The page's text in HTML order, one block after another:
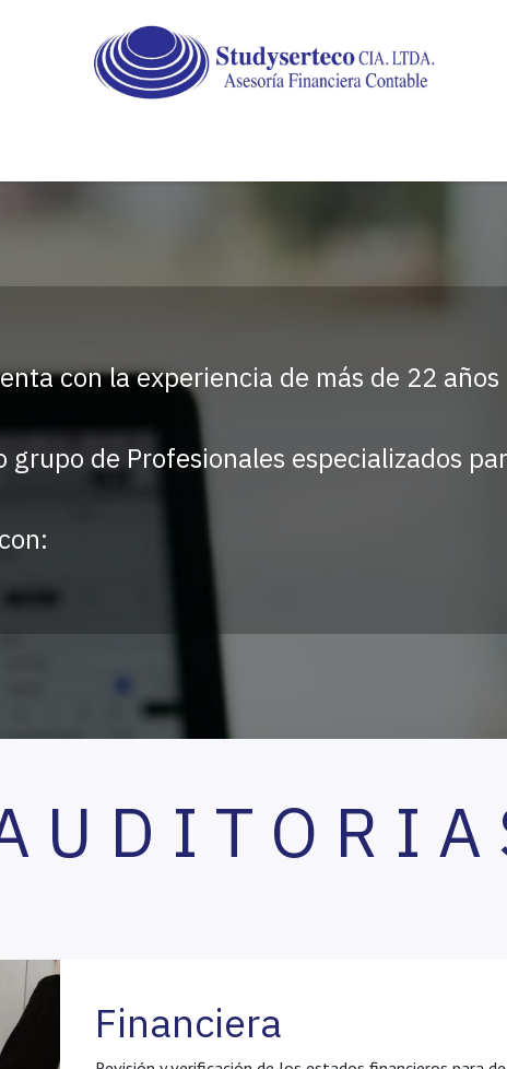
con la experiencia de más de 22
de Profesionales especializados
U D I T O R I A
Financiera